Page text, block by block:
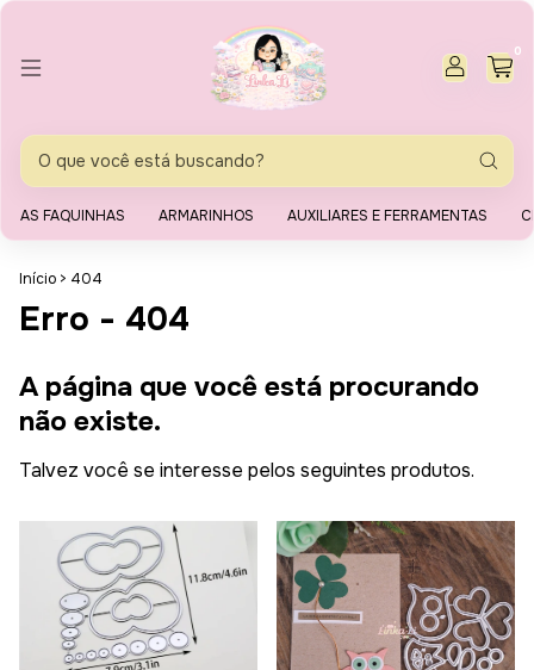
0
AS FAQUINHAS ARMARINHOS AUXILIARES E FERRAMENTAS
Início > 404
Erro - 404
A página que você está procurando
não existe.
Talvez você se interesse pelos seguintes produtos.